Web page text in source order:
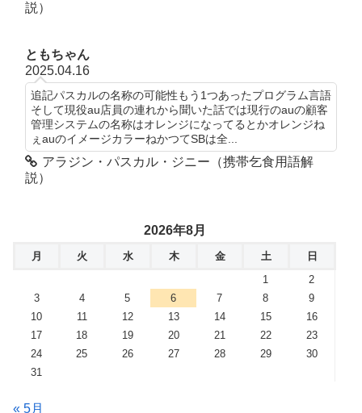
説）
ともちゃん
2025.04.16
追記パスカルの名称の可能性もう1つあったプログラム言語
そして現役au店員の連れから聞いた話では現行のauの顧客
管理システムの名称はオレンジになってるとかオレンジね
ぇauのイメージカラーねかつてSBは全...
アラジン・パスカル・ジニー（携帯乞食用語解
説）
2026年8月
月 火 水 木 金 土
日
1
2
3
4 5 6 7 8
9
10
11 12 13 14 15
16
17
18 19 20 21 22
23
24
25 26 27 28 29
30
31
« 5月